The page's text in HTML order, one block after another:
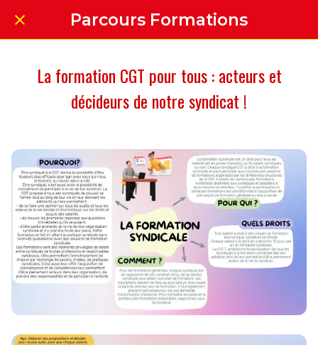
Parcours Formations
La formation CGT pour tous : acteurs et
décideurs de notre syndicat !